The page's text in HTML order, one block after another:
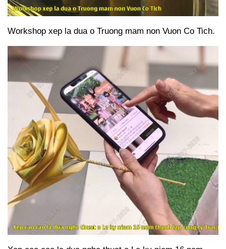
Workshop xep la dua o Truong mam non Vuon Co Tich.